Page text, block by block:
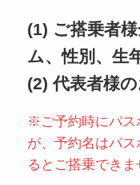
(1) ご搭乗者
ム、性別、生
(2) 代表者様
※ご予約時にパス
が、予約名はパ
るとご搭乗できま